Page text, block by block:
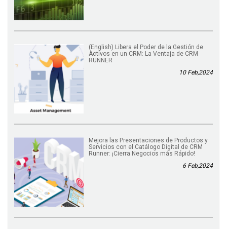
(English) Libera el Poder de la Gestión de
Activos en un CRM: La Ventaja de CRM
RUNNER
10 Feb,2024
Mejora las Presentaciones de Productos y
Servicios con el Catálogo Digital de CRM
Runner: ¡Cierra Negocios más Rápido!
6 Feb,2024